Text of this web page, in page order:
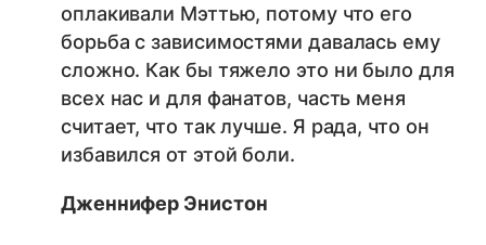
оплакивали Мэттью, потому что его
борьба с зависимостями давалась ему
сложно. Как бы тяжело это ни было для
всех нас и для фанатов, часть меня
считает, что так лучше. Я рада, что он
избавился от этой боли.
Дженнифер Энистон